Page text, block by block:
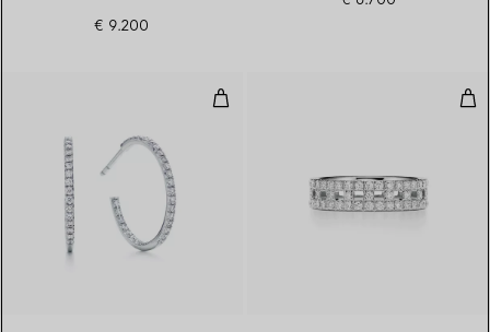
€ 9.200
Orecchini a cerchio